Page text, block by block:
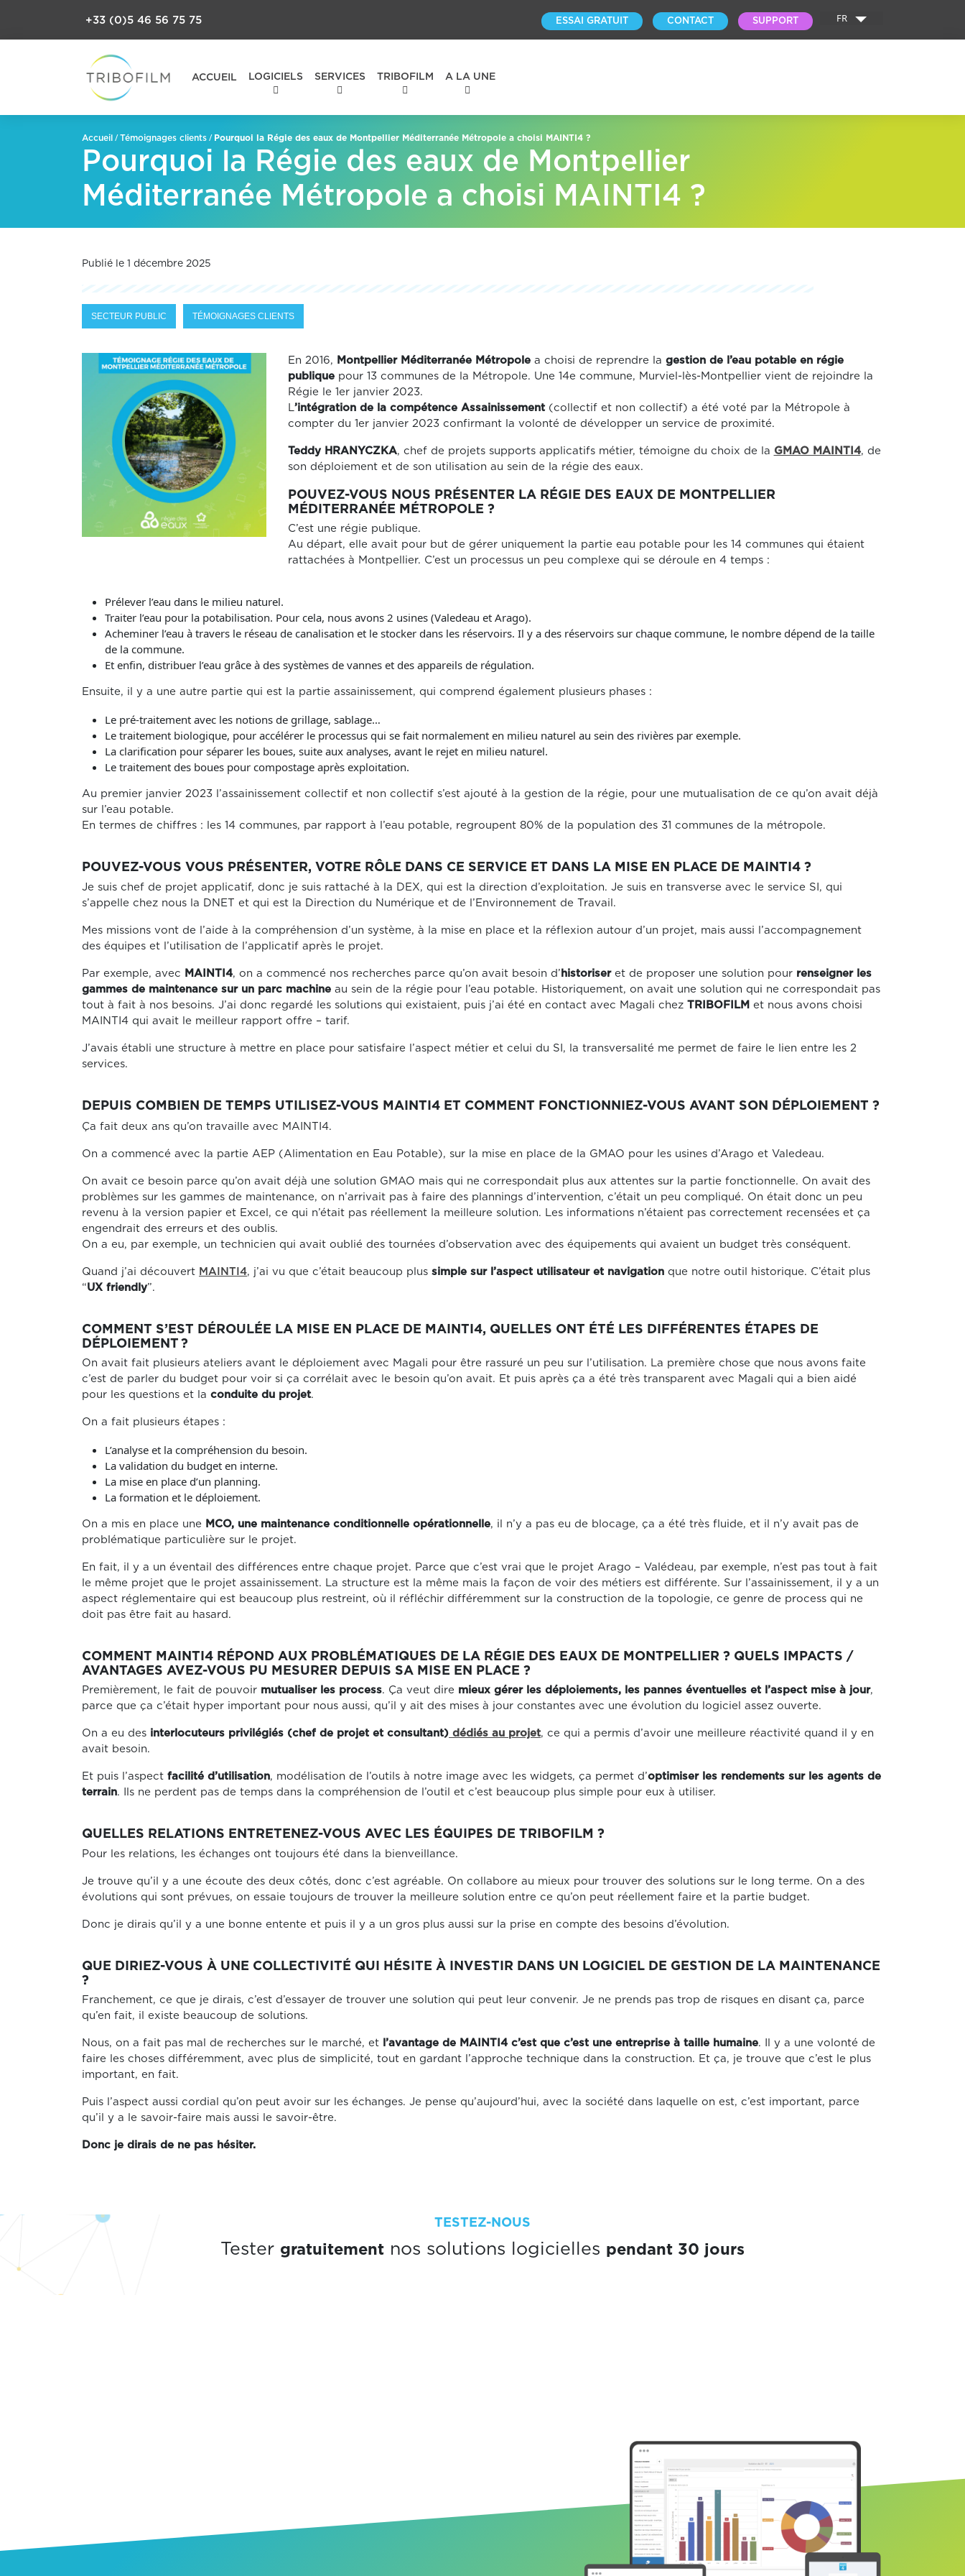
+33 (0)5 46 56 75 75 ESSAI GRATUIT CONTACT SUPPORT FR
ACCUEIL LOGICIELS SERVICES TRIBOFILM A LA UNE
Accueil /Témoignages clients / Pourquoi la Régie des eaux de Montpellier Méditerranée Métropole a choisi MAINTI4 ?
Pourquoi la Régie des eaux de Montpellier
Méditerranée Métropole a choisi MAINTI4 ?
Publié le 1 décembre 2025
SECTEUR PUBLIC TÉMOIGNAGES CLIENTS
En 2016, Montpellier Méditerranée Métropolea choisi de reprendre la gestion de l’eau potable en régie
publiquepour 13 communes de la Métropole. Une 14e commune, Murviel-lès-Montpellier vient de rejoindre la
Régie le 1er janvier 2023.
’intégration de la compétence Assainissement(collectif et non collectif) a été voté par la Métropole à
compter du 1er janvier 2023 confirmant la volonté de développer un service de proximité.
Teddy HRANYCZKA, chef de projets supports applicatifs métier, témoigne du choix de la GMAO MAINTI4, de
son déploiement et de son utilisation au sein de la régie des eaux.
POUVEZ-VOUS NOUS PRÉSENTER LA RÉGIE DES EAUX DE MONTPELLIER
MÉDITERRANÉE MÉTROPOLE ?
C’est une régie publique.
Au départ, elle avait pour but de gérer uniquement la partie eau potable pour les 14 communes qui étaient
rattachées à Montpellier. C’est un processus un peu complexe qui se déroule en 4 temps :
Prélever l’eau dans le milieu naturel.
Traiter l’eau pour la potabilisation. Pour cela, nous avons 2 usines (Valedeau et Arago).
Acheminer l’eau à travers le réseau de canalisation et le stocker dans les réservoirs. Il y a des réservoirs sur chaque commune, le nombre dépend de la taille
de la commune.
Et enfin, distribuer l’eau grâce à des systèmes de vannes et des appareils de régulation.
Ensuite, il y a une autre partie qui est la partie assainissement, qui comprend également plusieurs phases :
Le pré-traitement avec les notions de grillage, sablage…
Le traitement biologique, pour accélérer le processus qui se fait normalement en milieu naturel au sein des rivières par exemple.
La clarification pour séparer les boues, suite aux analyses, avant le rejet en milieu naturel.
Le traitement des boues pour compostage après exploitation.
Au premier janvier 2023 l’assainissement collectif et non collectif s’est ajouté à la gestion de la régie, pour une mutualisation de ce qu’on avait déjà
sur l’eau potable.
En termes de chiffres : les 14 communes, par rapport à l’eau potable, regroupent 80% de la population des 31 communes de la métropole.
POUVEZ-VOUS VOUS PRÉSENTER, VOTRE RÔLE DANS CE SERVICE ET DANS LA MISE EN PLACE DE MAINTI4 ?
Je suis chef de projet applicatif, donc je suis rattaché à la DEX, qui est la direction d’exploitation. Je suis en transverse avec le service SI, qui
s’appelle chez nous la DNET et qui est la Direction du Numérique et de l’Environnement de Travail.
Mes missions vont de l’aide à la compréhension d’un système, à la mise en place et la réflexion autour d’un projet, mais aussi l’accompagnement
des équipes et l’utilisation de l’applicatif après le projet.
Par exemple, avec MAINTI4, on a commencé nos recherches parce qu’on avait besoin d’ historiseret de proposer une solution pour renseigner les
gammes de maintenance sur un parc machine au sein de la régie pour l’eau potable. Historiquement, on avait une solution qui ne correspondait pas
tout à fait à nos besoins. J’ai donc regardé les solutions qui existaient, puis j’ai été en contact avec Magali chez TRIBOFILM et nous avons choisi
MAINTI4 qui avait le meilleur rapport offre – tarif.
J’avais établi une structure à mettre en place pour satisfaire l’aspect métier et celui du SI, la transversalité me permet de faire le lien entre les 2
services.
DEPUIS COMBIEN DE TEMPS UTILISEZ-VOUS MAINTI4 ET COMMENT FONCTIONNIEZ-VOUS AVANT SON DÉPLOIEMENT ?
Ça fait deux ans qu’on travaille avec MAINTI4.
On a commencé avec la partie AEP (Alimentation en Eau Potable), sur la mise en place de la GMAO pour les usines d’Arago et Valedeau.
On avait ce besoin parce qu’on avait déjà une solution GMAO mais qui ne correspondait plus aux attentes sur la partie fonctionnelle. On avait des
problèmes sur les gammes de maintenance, on n’arrivait pas à faire des plannings d’intervention, c’était un peu compliqué. On était donc un peu
revenu à la version papier et Excel, ce qui n’était pas réellement la meilleure solution. Les informations n’étaient pas correctement recensées et ça
engendrait des erreurs et des oublis.
On a eu, par exemple, un technicien qui avait oublié des tournées d’observation avec des équipements qui avaient un budget très conséquent.
Quand j’ai découvert MAINTI4, j’ai vu que c’était beaucoup plus simple sur l’aspect utilisateur et navigation que notre outil historique. C’était plus
“UX friendly”.
COMMENT S’EST DÉROULÉE LA MISE EN PLACE DE MAINTI4, QUELLES ONT ÉTÉ LES DIFFÉRENTES ÉTAPES DE
DÉPLOIEMENT ?
On avait fait plusieurs ateliers avant le déploiement avec Magali pour être rassuré un peu sur l’utilisation. La première chose que nous avons faite
c’est de parler du budget pour voir si ça corrélait avec le besoin qu’on avait. Et puis après ça a été très transparent avec Magali qui a bien aidé
pour les questions et la conduite du projet.
On a fait plusieurs étapes :
L’analyse et la compréhension du besoin.
La validation du budget en interne.
La mise en place d’un planning.
La formation et le déploiement.
On a mis en place une MCO, une maintenance conditionnelle opérationnelle, il n’y a pas eu de blocage, ça a été très fluide, et il n’y avait pas de
problématique particulière sur le projet.
En fait, il y a un éventail des différences entre chaque projet. Parce que c’est vrai que le projet Arago – Valédeau, par exemple, n’est pas tout à fait
le même projet que le projet assainissement. La structure est la même mais la façon de voir des métiers est différente. Sur l’assainissement, il y a un
aspect réglementaire qui est beaucoup plus restreint, où il réfléchir différemment sur la construction de la topologie, ce genre de process qui ne
doit pas être fait au hasard.
COMMENT MAINTI4 RÉPOND AUX PROBLÉMATIQUES DE LA RÉGIE DES EAUX DE MONTPELLIER ? QUELS IMPACTS /
AVANTAGES AVEZ-VOUS PU MESURER DEPUIS SA MISE EN PLACE ?
Premièrement, le fait de pouvoir mutualiser les process. Ça veut dire mieux gérer les déploiements, les pannes éventuelles et l’aspect mise à jour,
parce que ça c’était hyper important pour nous aussi, qu’il y ait des mises à jour constantes avec une évolution du logiciel assez ouverte.
On a eu des interlocuteurs privilégiés (chef de projet et consultant) dédiés au projet, ce qui a permis d’avoir une meilleure réactivité quand il y en
avait besoin.
Et puis l’aspect facilité d’utilisation, modélisation de l’outils à notre image avec les widgets, ça permet d’optimiser les rendements sur les agents de
terrain. Ils ne perdent pas de temps dans la compréhension de l’outil et c’est beaucoup plus simple pour eux à utiliser.
QUELLES RELATIONS ENTRETENEZ-VOUS AVEC LES ÉQUIPES DE TRIBOFILM ?
Pour les relations, les échanges ont toujours été dans la bienveillance.
Je trouve qu’il y a une écoute des deux côtés, donc c’est agréable. On collabore au mieux pour trouver des solutions sur le long terme. On a des
évolutions qui sont prévues, on essaie toujours de trouver la meilleure solution entre ce qu’on peut réellement faire et la partie budget.
Donc je dirais qu’il y a une bonne entente et puis il y a un gros plus aussi sur la prise en compte des besoins d’évolution.
QUE DIRIEZ-VOUS À UNE COLLECTIVITÉ QUI HÉSITE À INVESTIR DANS UN LOGICIEL DE GESTION DE LA MAINTENANCE
?
Franchement, ce que je dirais, c’est d’essayer de trouver une solution qui peut leur convenir. Je ne prends pas trop de risques en disant ça, parce
qu’en fait, il existe beaucoup de solutions.
Nous, on a fait pas mal de recherches sur le marché, et l’avantage de MAINTI4 c’est que c’est une entreprise à taille humaine. Il y a une volonté de
faire les choses différemment, avec plus de simplicité, tout en gardant l’approche technique dans la construction. Et ça, je trouve que c’est le plus
important, en fait.
Puis l’aspect aussi cordial qu’on peut avoir sur les échanges. Je pense qu’aujourd’hui, avec la société dans laquelle on est, c’est important, parce
qu’il y a le savoir-faire mais aussi le savoir-être.
Donc je dirais de ne pas hésiter.
TESTEZ-NOUS
Tester gratuitement nos solutions logicielles pendant 30 jours